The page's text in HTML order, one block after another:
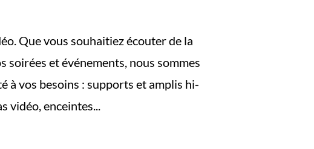
Que vous souhaitiez écouter de la
et événements, nous sommes
à vos besoins : supports et amplis hi-
enceintes...